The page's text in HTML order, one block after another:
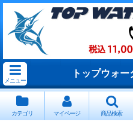
メニュー
トップウォ
カテゴリ マイページ 商品検索